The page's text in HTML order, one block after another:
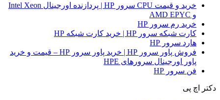
خرید و قیمت CPU سرور HP | پردازنده اورجینال Intel Xeon
و AMD EPYC
خرید رم سرور HP
کارت شبکه سرور HP | خرید کارت شبکه HP
هارد سرور HP
فروش پاور سرور HP | خرید پاور سرور HP – قیمت و خرید
پاور اورجینال سرورهای HPE
فن سرور HP
دکتر اچ پی